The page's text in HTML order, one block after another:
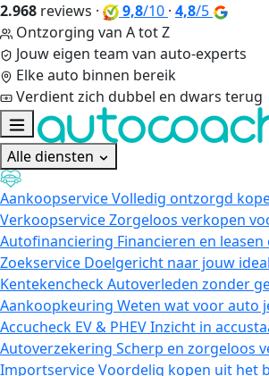
2.968 reviews · 9,8/10 · 4,8/5
Ontzorging van A tot Z
Jouw eigen team van auto-experts
Elke auto binnen bereik
Verdient zich dubbel en dwars terug
Alle diensten
AankoopserviceVolledig ontzorgd
VerkoopserviceZorgeloos verkopen
Autofinanciering Financieren en
Zoekservice Doelgericht naar jouw
KentekencheckAutoverleden zonder
Aankoopkeuring Weten wat voor auto
Accucheck EV & PHEVInzicht in
Autoverzekering Scherp en zorgeloos
ImportserviceVoordelig kopen uit het